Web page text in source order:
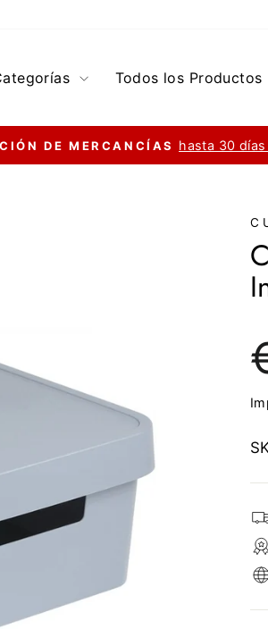
Todos los Productos
DE MERCANCÍAS hasta 30